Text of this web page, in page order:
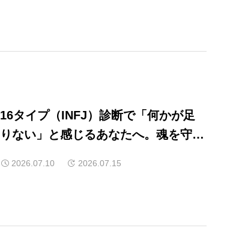
16タイプ（INFJ）診断で「何かが足
りない」と感じるあなたへ。魂を守る
2026.07.10 2026.07.15